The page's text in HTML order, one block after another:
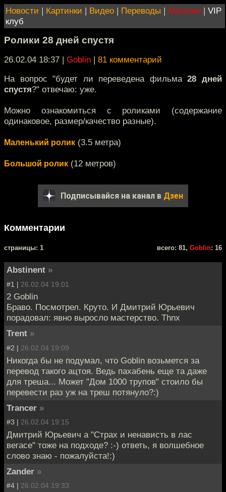
Новости | Картинки | Видео | Переводы | Магазин | VIP
клуб
Ролики 28 дней спустя
26.02.04 18:37 | Goblin | 81 комментарий
На вопрос "будет ли переведена фильма28 дней
спустя?" отвечаю: уже.
Можно ознакомиться с роликами (содержание
одинаковое, размер/качество разные).
Маленький ролик (3.5 метра)
Большой ролик (12 метров)
Подписывайся на канал в Дзен
Комментарии
cтраницы: 1 всего: 81, Goblin: 16
Abstinent »
#1 | 26.02.04 19:01
2 Goblin
Браво. Посмотрел. Круто. И Дмитрий Юрьевич
порадовал: явно выросло мастерство. Thnx
Trent »
#2 | 26.02.04 19:09
Никогда бы не подумал, что Goblin возьмется за
перевод такого ацтоя. Ведь пахабень еще та даже
для треша... Может "Дом 1000 трупов" стоило бы
перевести раз уж на треш потянуло?:)
Trancer »
#3 | 26.02.04 19:15
Дмитрий Юрьевич а "Страх и ненависть в лас
вегасе" тоже на подходе? :-) ответь, я волшебное
слово знаю - пожалуйста!:)
Zander »
#4 | 26.02.04 19:33